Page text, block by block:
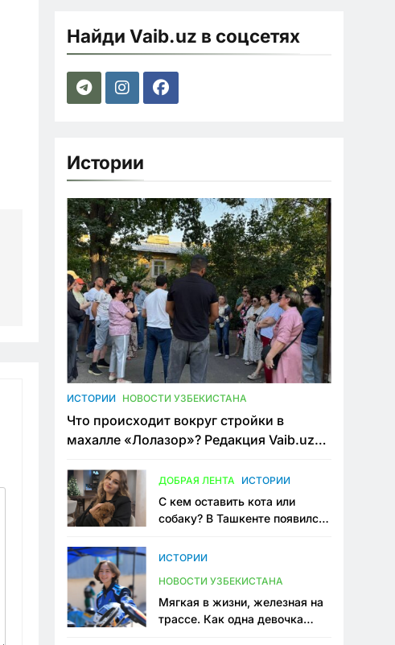
Найди Vaib.uz в соцсетях
Истории
ИСТОРИИ НОВОСТИ УЗБЕКИСТАНА
Что происходит вокруг стройки в
махалле «Лолазор»? Редакция Vaib.uz
конфликта
ДОБРАЯ ЛЕНТА ИСТОРИИ
С кем оставить кота или
собаку? В Ташкенте появился
ИСТОРИИ
НОВОСТИ УЗБЕКИСТАНА
Мягкая в жизни, железная на
трассе. Как одна девочка